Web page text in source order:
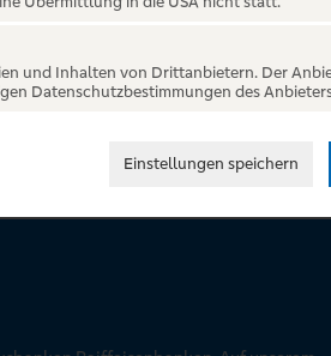
und Inhalten von Drittanbietern. Der
Datenschutzbestimmungen des
Einstellungen speichern